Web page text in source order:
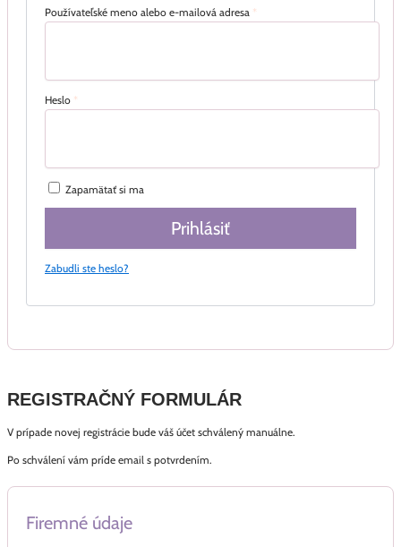
Používateľské meno alebo e-mailová adresa *
Heslo *
Zapamätať si ma
Prihlásiť
Zabudli ste heslo?
REGISTRAČNÝ FORMULÁR
V prípade novej registrácie bude váš účet schválený manuálne.
Po schválení vám príde email s potvrdením.
Firemné údaje